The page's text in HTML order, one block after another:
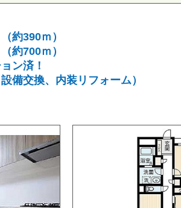
約390ｍ）
約700ｍ）
ン済！
備交換、内装リフォーム）